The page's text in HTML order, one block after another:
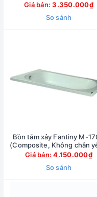
Giá bán:3.350.000₫
So sánh
Bồn tắm xây Fantiny M-
(Composite, Không chân
Giá bán:4.150.000₫
So sánh